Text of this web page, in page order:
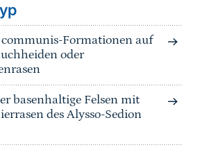
communis-Formationen auf
oder
basenhaltige Felsen mit
des Alysso-Sedion